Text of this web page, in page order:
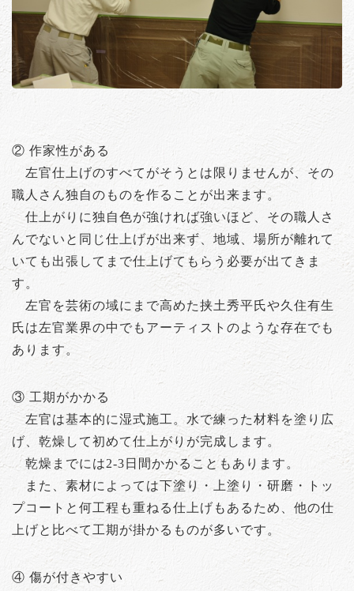
② 作家性がある
左官仕上げのすべてがそうとは限りませんが、その
職人さん独自のものを作ることが出来ます。
仕上がりに独自色が強ければ強いほど、その職人さ
んでないと同じ仕上げが出来ず、地域、場所が離れて
いても出張してまで仕上げてもらう必要が出てきま
す。
左官を芸術の域にまで高めた挟土秀平氏や久住有生
氏は左官業界の中でもアーティストのような存在でも
あります。
③ 工期がかかる
左官は基本的に湿式施工。水で練った材料を塗り広
げ、乾燥して初めて仕上がりが完成します。
乾燥までには2-3日間かかることもあります。
また、素材によっては下塗り・上塗り・研磨・トッ
プコートと何工程も重ねる仕上げもあるため、他の仕
上げと比べて工期が掛かるものが多いです。
④ 傷が付きやすい